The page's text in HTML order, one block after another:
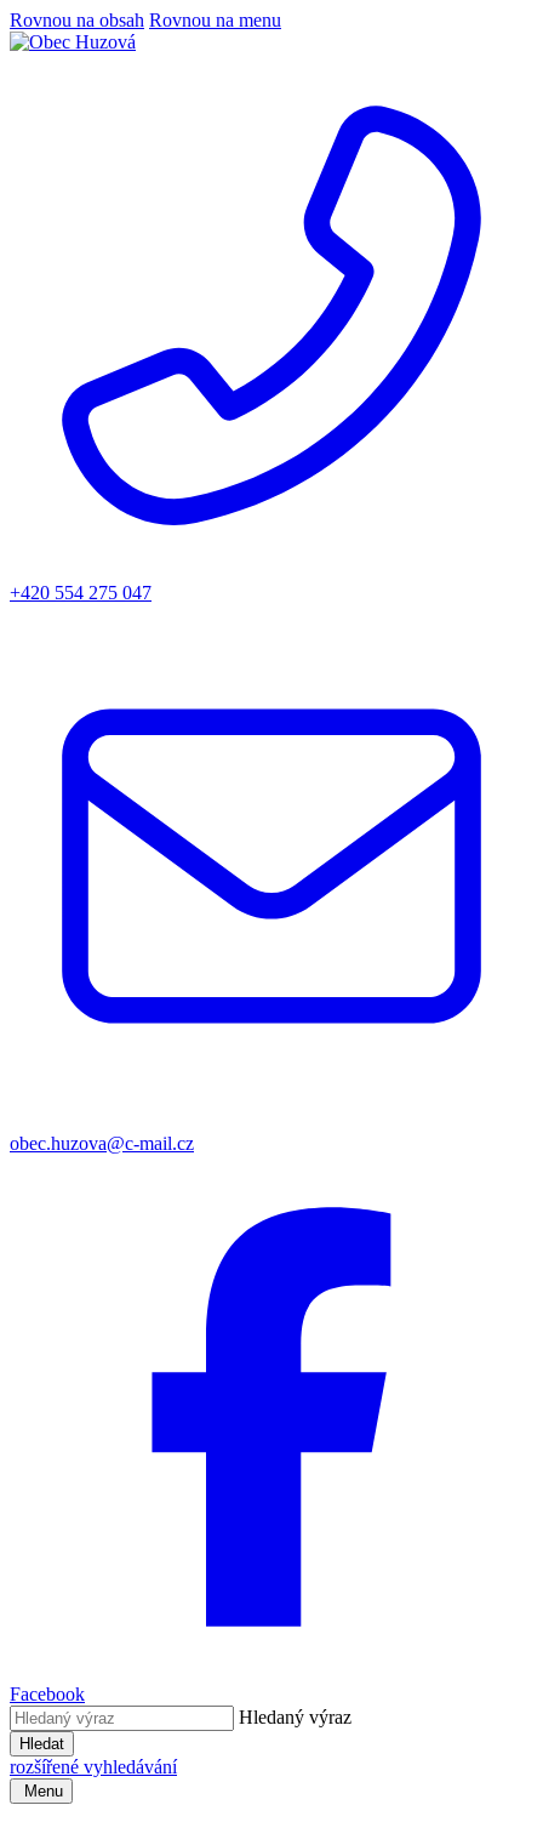
Rovnou na obsah Rovnou na menu
+420 554 275 047
obec.huzova@c-mail.cz
Facebook
Hledaný výraz
Hledat
rozšířené vyhledávání
Menu